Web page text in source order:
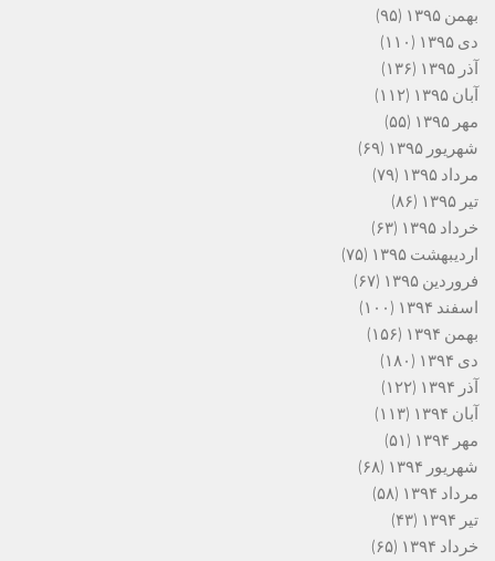
بهمن ۱۳۹۵
(۹۵)
دی ۱۳۹۵
(۱۱۰)
آذر ۱۳۹۵
(۱۳۶)
آبان ۱۳۹۵
(۱۱۲)
مهر ۱۳۹۵
(۵۵)
شهریور ۱۳۹۵
(۶۹)
مرداد ۱۳۹۵
(۷۹)
تیر ۱۳۹۵
(۸۶)
خرداد ۱۳۹۵
(۶۳)
اردیبهشت ۱۳۹۵
(۷۵)
فروردین ۱۳۹۵
(۶۷)
اسفند ۱۳۹۴
(۱۰۰)
بهمن ۱۳۹۴
(۱۵۶)
دی ۱۳۹۴
(۱۸۰)
آذر ۱۳۹۴
(۱۲۲)
آبان ۱۳۹۴
(۱۱۳)
مهر ۱۳۹۴
(۵۱)
شهریور ۱۳۹۴
(۶۸)
مرداد ۱۳۹۴
(۵۸)
تیر ۱۳۹۴
(۴۳)
خرداد ۱۳۹۴
(۶۵)